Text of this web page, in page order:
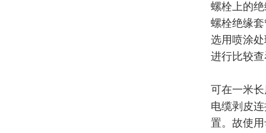
螺栓上的
螺栓绝缘
选用喷涂
进行比较
可在一米
电缆剥皮
置。故使